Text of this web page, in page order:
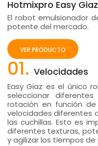
Hotmixpro Easy Giaz
El robot emulsionador
potente del mercado.
VER PRODUCTO
01. Velocidades
Easy Giaz es el único
seleccionar
rotación en función
velocidades diferentes
las cuchillas. Esto es
diferentes texturas,
y agilizar los tiempos